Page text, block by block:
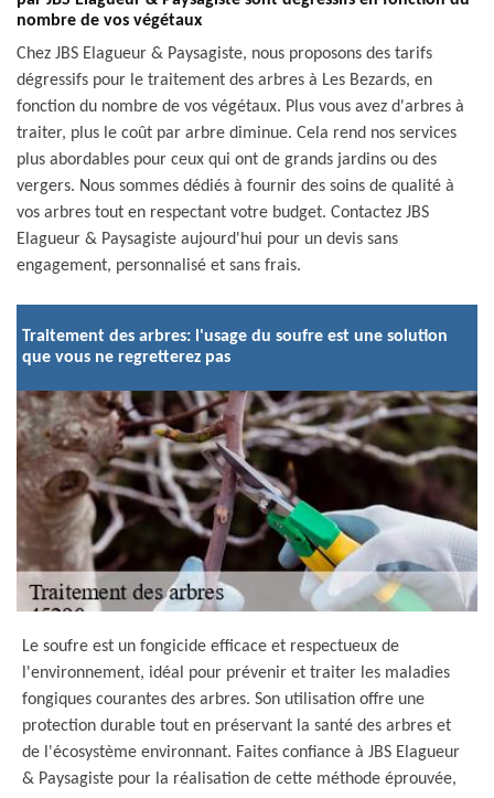
nombre de vos végétaux
Chez JBS Elagueur & Paysagiste, nous proposons des tarifs
dégressifs pour le traitement des arbres à Les Bezards, en
fonction du nombre de vos végétaux. Plus vous avez d'arbres à
traiter, plus le coût par arbre diminue. Cela rend nos services
plus abordables pour ceux qui ont de grands jardins ou des
vergers. Nous sommes dédiés à fournir des soins de qualité à
vos arbres tout en respectant votre budget. Contactez JBS
Elagueur & Paysagiste aujourd'hui pour un devis sans
engagement, personnalisé et sans frais.
Traitement des arbres: l'usage du soufre est une solution
que vous ne regretterez pas
Le soufre est un fongicide efficace et respectueux de
l'environnement, idéal pour prévenir et traiter les maladies
fongiques courantes des arbres. Son utilisation offre une
protection durable tout en préservant la santé des arbres et
de l'écosystème environnant. Faites confiance à JBS Elagueur
& Paysagiste pour la réalisation de cette méthode éprouvée,